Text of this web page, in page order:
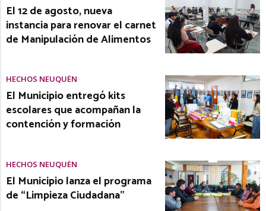
El 12 de agosto, nueva
instancia para renovar el carnet
de Manipulación de Alimentos
HECHOS NEUQUÉN
El Municipio entregó kits
escolares que acompañan la
contención y formación
HECHOS NEUQUÉN
El Municipio lanza el programa
de “Limpieza Ciudadana”